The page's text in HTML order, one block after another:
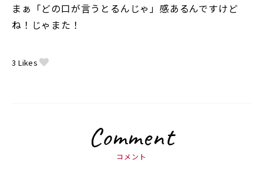
まぁ「どの口が言うとるんじゃ」感あるんですけど
ね！じゃまた！
3 Likes
Comment
コメント